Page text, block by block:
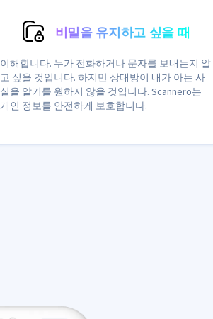
비밀을 유지하고 싶을 때
이해합니다. 누가 전화하거나 문자를 보내는지 알
고 싶을 것입니다. 하지만 상대방이 내가 아는 사
실을 알기를 원하지 않을 것입니다. Scannero는
개인 정보를 안전하게 보호합니다.